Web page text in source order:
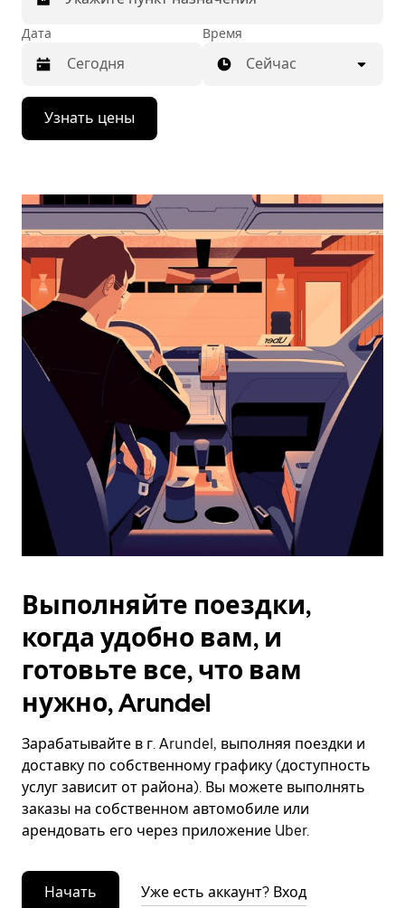
Дата
Нажмите
стрелку
вниз,
календарю
выбрать
дату.
Чтобы
закрыть
календарь,
нажмите
Esc.
Время
Сейчас
Узнать цены
Выполняйте поездки,
когда удобно вам, и
готовьте все, что вам
нужно, Arundel
Зарабатывайте в г. Arundel, выполняя поездки и
доставку по собственному графику (доступность
услуг зависит от района). Вы можете выполнять
заказы на собственном автомобиле или
арендовать его через приложение Uber.
Начать Уже есть аккаунт? Вход